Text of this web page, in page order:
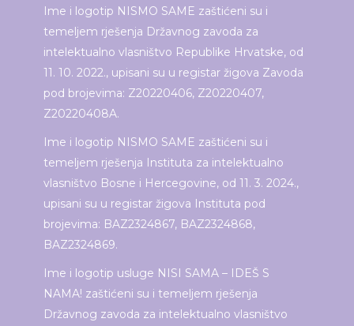
Ime i logotip NISMO SAME zaštićeni su i
temeljem rješenja Državnog zavoda za
intelektualno vlasništvo Republike Hrvatske, od
11. 10. 2022., upisani su u registar žigova Zavoda
pod brojevima: Z20220406, Z20220407,
Z20220408A.
Ime i logotip NISMO SAME zaštićeni su i
temeljem rješenja Instituta za intelektualno
vlasništvo Bosne i Hercegovine, od 11. 3. 2024.,
upisani su u registar žigova Instituta pod
brojevima: BAZ2324867, BAZ2324868,
BAZ2324869.
Ime i logotip usluge NISI SAMA – IDEŠ S
NAMA! zaštićeni su i temeljem rješenja
Državnog zavoda za intelektualno vlasništvo